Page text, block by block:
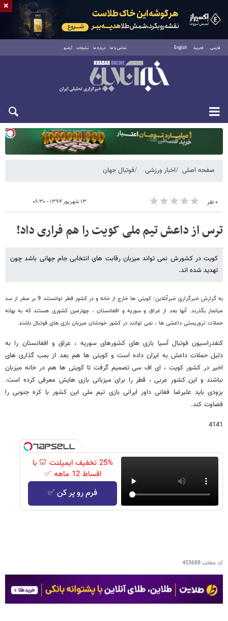
فارسی العربية English تماس با ما درباره ما تبلیغات آرشیو
یکشنبه ۱۸ مرداد ۱۴۰۵
صفحه اصلی اخبار ورزشی فوتبال جهان
۰ نفر ۱۳ شهریور ۱۳۹۴ - ۰۶:۳۰
ترس از داعش تیم ملی کویت را هم فراری داد!
کویت در کشورش نمی تواند میزبان رقابت های انتخابی جام جهانی باشد چون
تهدید شده اند.
به گزارش خبرگزاری خبرآنلاین؛ کویتی ها خارج از خانه و در کشور قطر توانستند 9 بر صفر از سد
میانمار بگذرند. آنها بعد از عراق و سوریه و افغانستان ، چهارمین کشوری هستند که به بهانه
حملات تروریستی داعشی ها ، نمی توانند در کشور خودشان میزبان بازی های فوتبال باشند.
کنفدراسیون فوتبال آسیا بازی های کشورهای سوریه ، عراق و افغانستان را به
دلیل حملات داعش به ایران داده است و کویتی ها هم بعد از بمب گذاری های
اخیر در کشور کویت ، ای اف سی تصمیم گرفت تا کویتی ها هم در خانه میزبان
نباشند و این کشور عربی ، قطر را برای میزبانی بازی هایش معرفی کرده است.
بزودی باید علیرضا فغانی داور ایرانی بازی تیم ملی این کشور با کره جنوبی را
قضاوت کند.
4141
25% تخفیف ایمپلنت 🦷 با
اقساط 12 ماهه ✅
فرم رو پر کن ✅
کد مطلب453688
×